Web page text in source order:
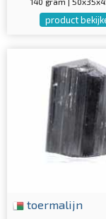
product
toermalijn